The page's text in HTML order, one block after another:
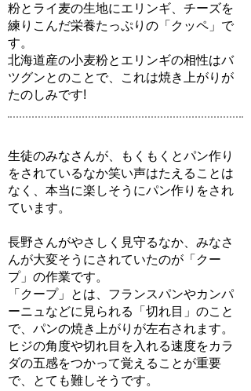
粉とライ麦の生地にエリンギ、チーズを
練りこんだ栄養たっぷりの「クッペ」で
す。
北海道産の小麦粉とエリンギの相性はバ
ツグンとのことで、これは焼き上がりが
たのしみです!
生徒のみなさんが、もくもくとパン作り
をされているなか笑い声はたえることは
なく、本当に楽しそうにパン作りをされ
ています。
長野さんがやさしく見守るなか、みなさ
んが大変そうにされていたのが「クー
プ」の作業です。
「クープ」とは、フランスパンやカンパ
ーニュなどに見られる「切れ目」のこと
で、パンの焼き上がりが左右されます。
ヒジの角度や切れ目を入れる速度をカラ
ダの五感をつかって覚えることが重要
で、とても難しそうです。